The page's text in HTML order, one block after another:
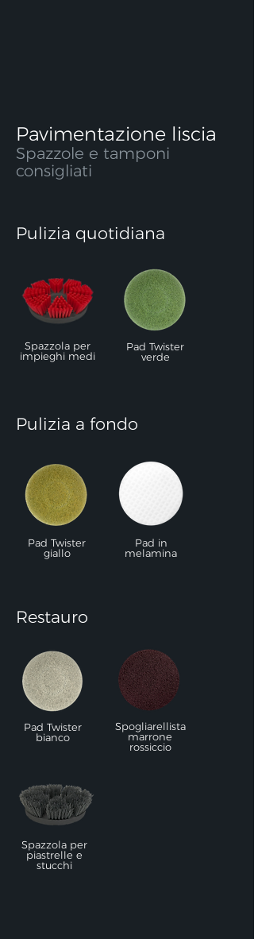
Pavimentazione liscia
Spazzole e tamponi
consigliati
Pulizia quotidiana
Spazzola per
impieghi medi
Pad Twister
verde
Pulizia a fondo
Pad Twister
giallo
Pad in
melamina
Restauro
Pad Twister
bianco
Spogliarellista
marrone
rossiccio
Spazzola per
piastrelle e
stucchi